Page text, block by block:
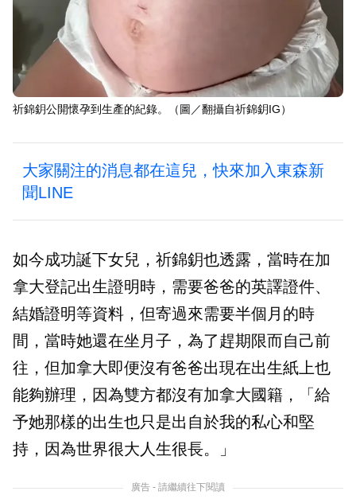
祈錦鈅公開懷孕到生產的紀錄。（圖／翻攝自祈錦鈅IG）
大家關注的消息都在這兒，快來加入東森新
聞LINE
如今成功誕下女兒，祈錦鈅也透露，當時在加
拿大登記出生證明時，需要爸爸的英譯證件、
結婚證明等資料，但寄過來需要半個月的時
間，當時她還在坐月子，為了趕期限而自己前
往，但加拿大即便沒有爸爸出現在出生紙上也
能夠辦理，因為雙方都沒有加拿大國籍，「給
予她那樣的出生也只是出自於我的私心和堅
持，因為世界很大人生很長。」
廣告 - 請繼續往下閱讀